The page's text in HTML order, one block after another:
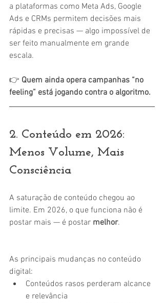
a plataformas como Meta Ads, Google
Ads e CRMs permitem decisões mais
rápidas e precisas — algo impossível de
ser feito manualmente em grande
escala.
👉 Quem ainda opera campanhas “no
feeling” está jogando contra o algoritmo.
2. Conteúdo em 2026:
Menos Volume, Mais
Consciência
A saturação de conteúdo chegou ao
limite. Em 2026, o que funciona não é
postar mais — é postar melhor.
As principais mudanças no conteúdo
digital:
Conteúdos rasos perderam alcance
e relevância